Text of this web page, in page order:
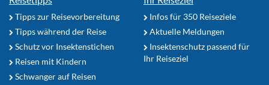
Tipps zur Reisevorbereitung
Tipps während der Reise
Schutz vor Insektenstichen
Reisen mit Kindern
Schwanger auf Reisen
Infos für 350 Reiseziele
Aktuelle Meldungen
Insektenschutz passend für
Ihr Reiseziel